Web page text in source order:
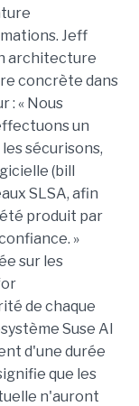
Jeff
architecture
concrète dans
: « Nous
un
sécurisons,
(bill
SLSA, afin
été produit par
»
sur les
de chaque
Suse AI
d'une durée
que les
n'auront